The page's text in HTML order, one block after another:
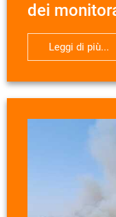
dei
Leggi di più...